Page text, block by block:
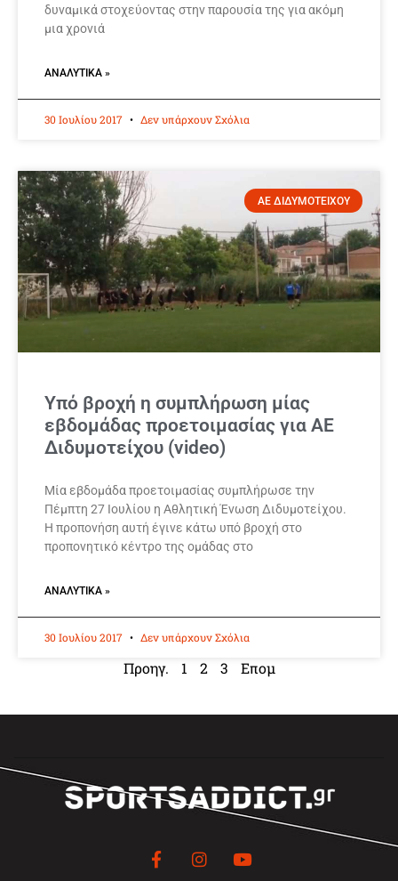
δυναμικά στοχεύοντας στην παρουσία της για ακόμη
μια χρονιά
ΑΝΑΛΥΤΙΚΆ »
30 Ιουλίου 2017 Δεν υπάρχουν Σχόλια
ΑΕ ΔΙΔΥΜΟΤΕΙΧΟΥ
Υπό βροχή η συμπλήρωση μίας
εβδομάδας προετοιμασίας για ΑΕ
Διδυμοτείχου (video)
Μία εβδομάδα προετοιμασίας συμπλήρωσε την
Πέμπτη 27 Ιουλίου η Αθλητική Ένωση Διδυμοτείχου.
Η προπονήση αυτή έγινε κάτω υπό βροχή στο
προπονητικό κέντρο της ομάδας στο
ΑΝΑΛΥΤΙΚΆ »
30 Ιουλίου 2017 Δεν υπάρχουν Σχόλια
Προηγ. 1 2 3 Επομ